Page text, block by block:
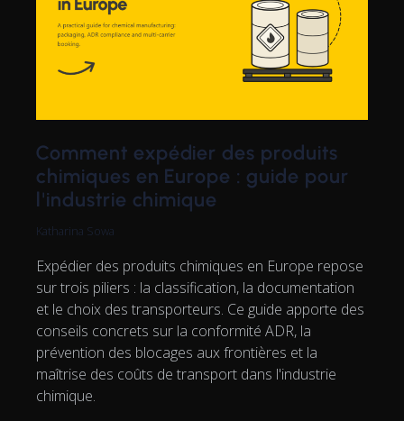
Comment expédier des produits
chimiques en Europe : guide pour
l'industrie chimique
Katharina Sowa
Expédier des produits chimiques en Europe repose
sur trois piliers : la classification, la documentation
et le choix des transporteurs. Ce guide apporte des
conseils concrets sur la conformité ADR, la
prévention des blocages aux frontières et la
maîtrise des coûts de transport dans l'industrie
chimique.